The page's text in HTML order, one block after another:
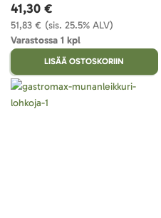
(sis. 25.5% ALV)
51,83 €
41,30 €
Varastossa 1 kpl
LISÄÄ OSTOSKORIIN